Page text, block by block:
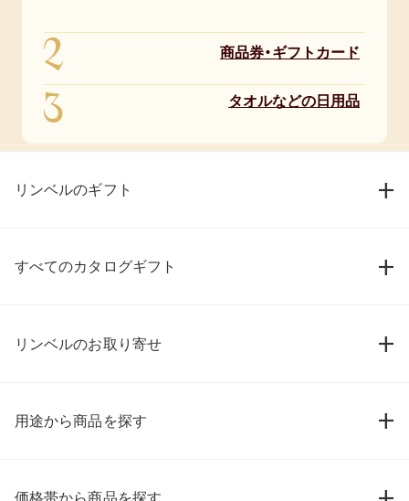
2 商品券・ギフトカード
3 タオルなどの日用品
リンベルのギフト
すべてのカタログギフト
リンベルのお取り寄せ
用途から商品を探す
価格帯から商品を探す